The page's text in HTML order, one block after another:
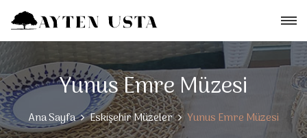
Yunus Emre Müzesi
Ana Sayfa Eskişehir Müzeler Yunus Emre Müzesi